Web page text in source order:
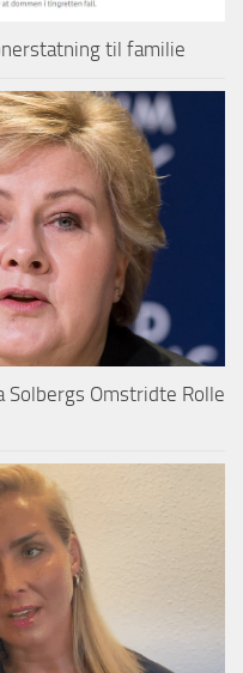
til familie
Solbergs Omstridte Rolle